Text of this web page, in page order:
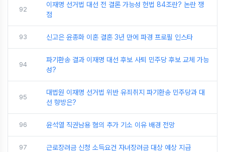
92
이재명 선거법 대선 전 결론 가능성 헌법 84조란? 논란 쟁
점
93 신고은 윤종화 이혼 결혼 3년 만에 파경 프로필 인스타
94
파기환송 결과 이재명 대선 후보 사퇴 민주당 후보 교체 가능
성?
95
대법원 이재명 선거법 위반 유죄취지 파기환송 민주당과 대
선 향방은?
96 윤석열 직권남용 혐의 추가 기소 이유 배경 전망
97 근로장려금 신청 소득요건 자녀장려금 대상 예상 지급